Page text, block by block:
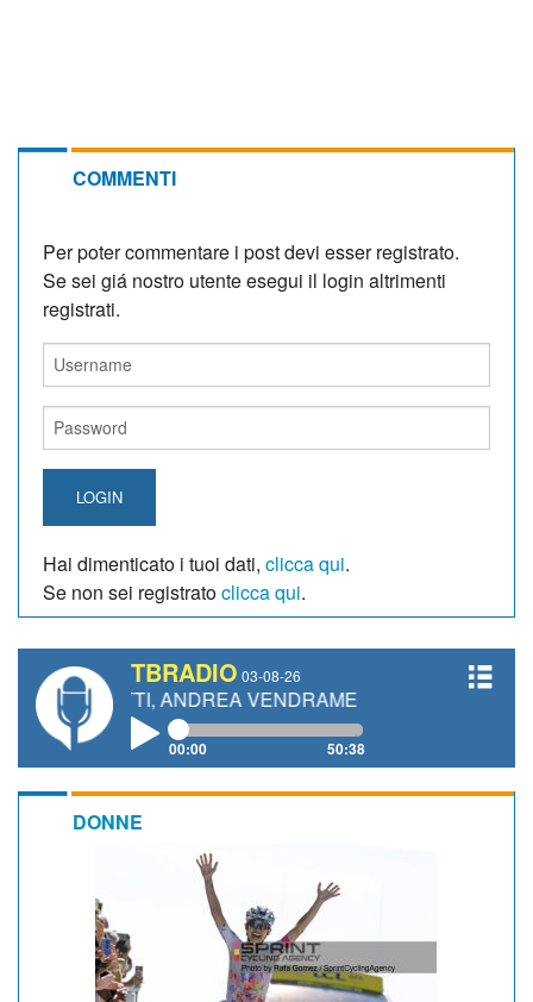
COMMENTI
Per poter commentare i post devi esser registrato.
Se sei giá nostro utente esegui il login altrimenti
registrati.
LOGIN
Hai dimenticato i tuoi dati, clicca qui.
Se non sei registratoclicca qui.
TBRADIO 03-08-26
ANDREA VENDRAME, FILIPPO FIORELLI
00:00 50:38
DONNE